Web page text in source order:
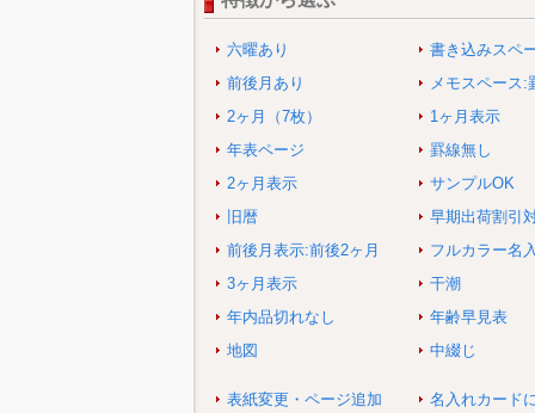
六曜あり
書き込みスペ
前後月あり
メモスペース:
2ヶ月（7枚）
1ヶ月表示
年表ページ
罫線無し
2ヶ月表示
サンプルOK
旧暦
早期出荷割引
前後月表示:前後2ヶ月
フルカラー名
3ヶ月表示
干潮
年内品切れなし
年齢早見表
地図
中綴じ
表紙変更・ページ追加
名入れカード